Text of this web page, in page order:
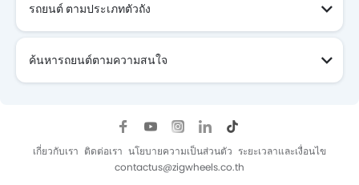
รถยนต์ ตามประเภทตัวถัง
ค้นหารถยนต์ตามความสนใจ
เกี่ยวกับเรา ติดต่อเรา นโยบายความเป็นส่วนตัว ระยะเวลาและเงื่อนไข
contactus@zigwheels.co.th